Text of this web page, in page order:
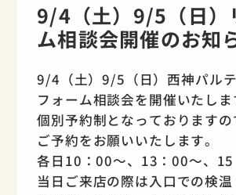
9/4（土）9/5（日）
ム相談会開催のお知
9/4（土）9/5（日）西神パル
フォーム相談会を開催いたしま
個別予約制となっておりますの
ご予約をお願いいたします。
各日10：00～、13：00～、
当日ご来店の際は入口での検